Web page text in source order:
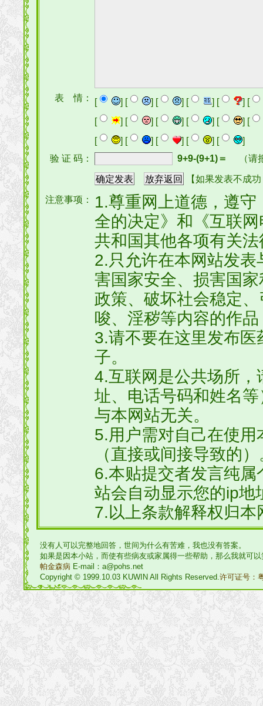
表 情： [ ] [ ] [ ] [ ] [
] [
[
] [ ] [ ] [ ] [
] [
[
] [ ] [ ] [ ] [
]
验 证 码：
9+9-(9+1)＝ （
【如果发表不成
注意事项：
1.尊重网上道德，遵
全的决定》和《互联
共和国其他各项有关
2.只允许在本网站发
害国家安全、损害国
政策、破坏社会稳定
唆、淫秽等内容的作品
3.请不要在这里发布
子。
4.互联网是公共场所
址、电话号码和姓名
与本网站无关。
5.用户需对自己在使
（直接或间接导致的
6.本贴提交者发言纯
站会自动显示您的ip地
7.以上条款解释权归本
没有人可以完整地回答，世间为什么有苦难，我也没有答案。
如果是因本小站，而使有些病友或家属得一些帮助，那么我就可
帕金森病 E-mail：a@pohs.net
Copyright © 1999.10.03 KUWIN All Rights Reserved.许可证号：